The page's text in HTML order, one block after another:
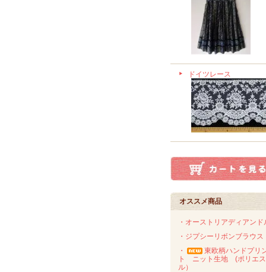
ドイツレース
オススメ商品
・オーストリアディアンド
・ジプシーリボンブラウス
・
東欧柄ハンドプリ
ト ニット生地 (ポリエ
ル）